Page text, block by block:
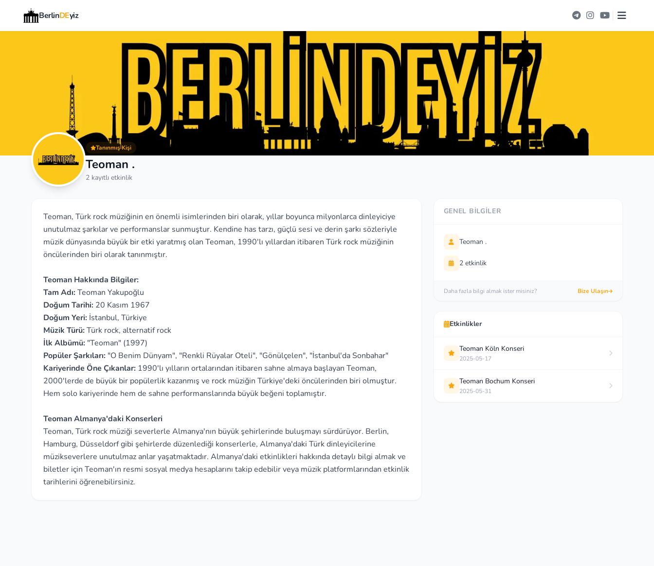
BerlinDEyiz
Tanınmış Kişi
Teoman .
2 kayıtlı etkinlik
Teoman, Türk rock müziğinin en önemli isimlerinden biri olarak, yıllar boyunca milyonlarca dinleyiciye
unutulmaz şarkılar ve performanslar sunmuştur. Kendine has tarzı, güçlü sesi ve derin şarkı sözleriyle
müzik dünyasında büyük bir etki yaratmış olan Teoman, 1990'lı yıllardan itibaren Türk rock müziğinin
öncülerinden biri olarak tanınmıştır.
Teoman Hakkında Bilgiler:
Tam Adı:Teoman Yakupoğlu
Doğum Tarihi: 20 Kasım 1967
Doğum Yeri: İstanbul, Türkiye
Müzik Türü:Türk rock, alternatif rock
İlk Albümü: "Teoman" (1997)
Popüler Şarkıları: "O Benim Dünyam", "Renkli Rüyalar Oteli", "Gönülçelen", "İstanbul'da Sonbahar"
Kariyerinde Öne Çıkanlar: 1990'lı yılların ortalarından itibaren sahne almaya başlayan Teoman,
2000'lerde de büyük bir popülerlik kazanmış ve rock müziğin Türkiye'deki öncülerinden biri olmuştur.
Hem solo kariyerinde hem de sahne performanslarında büyük beğeni toplamıştır.
Teoman Almanya'daki Konserleri
Teoman, Türk rock müziği severlerle Almanya'nın büyük şehirlerinde buluşmayı sürdürüyor. Berlin,
Hamburg, Düsseldorf gibi şehirlerde düzenlediği konserlerle, Almanya'daki Türk dinleyicilerine
müzikseverlere unutulmaz anlar yaşatmaktadır. Almanya'daki etkinlikleri hakkında detaylı bilgi almak ve
biletler için Teoman'ın resmi sosyal medya hesaplarını takip edebilir veya müzik platformlarından etkinlik
tarihlerini öğrenebilirsiniz.
GENEL BILGILER
Teoman .
2 etkinlik
Daha fazla bilgi almak ister misiniz? Bize Ulaşın
Etkinlikler
Teoman Köln Konseri
2025-05-17
Teoman Bochum Konseri
2025-05-31